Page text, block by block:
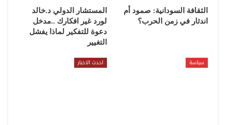
الثقافة السودانية: صمود أم
اندثار في زمن الحرب؟
المستشار الدولي د.خالد
لورد غير افكارك ..مدخل
دعوة للتفكير لماذا يفشل
التغيير
سياسة احدث الاخبار